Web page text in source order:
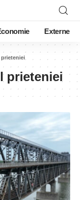
Externe
prieteniei